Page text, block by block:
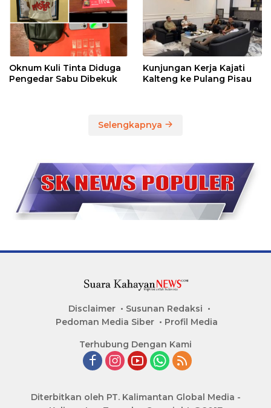
Oknum Kuli Tinta Diduga
Pengedar Sabu Dibekuk
Kunjungan Kerja Kajati
Kalteng ke Pulang Pisau
Selengkapnya
Disclaimer
Susunan Redaksi
Pedoman Media Siber
Profil Media
Terhubung Dengan Kami
Diterbitkan oleh PT. Kalimantan Global Media -